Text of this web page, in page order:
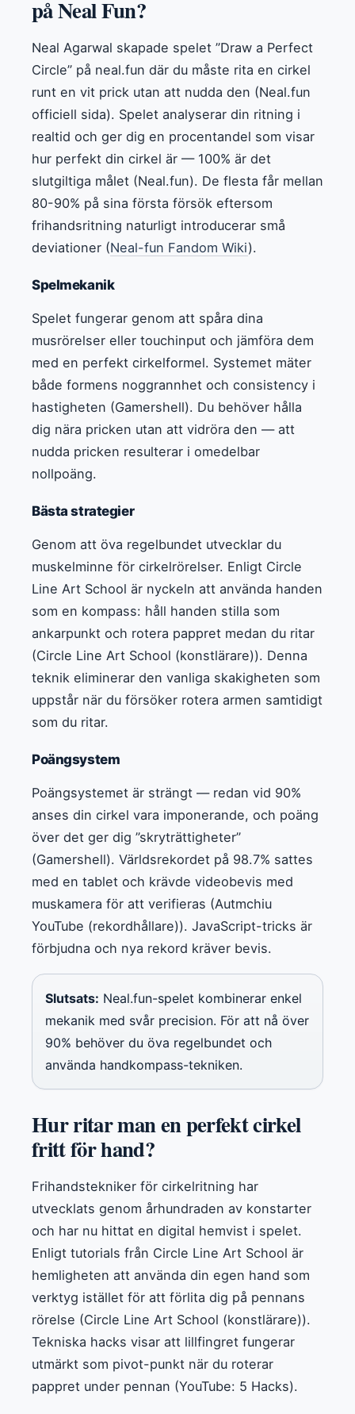
på Neal Fun?
Neal Agarwal skapade spelet ”Draw a Perfect
Circle” på neal.fun där du måste rita en cirkel
runt en vit prick utan att nudda den (Neal.fun
officiell sida). Spelet analyserar din ritning i
realtid och ger dig en procentandel som visar
hur perfekt din cirkel är — 100% är det
slutgiltiga målet (Neal.fun). De flesta får mellan
80-90% på sina första försök eftersom
frihandsritning naturligt introducerar små
deviationer (Neal-fun Fandom Wiki).
Spelmekanik
Spelet fungerar genom att spåra dina
musrörelser eller touchinput och jämföra dem
med en perfekt cirkelformel. Systemet mäter
både formens noggrannhet och consistency i
hastigheten (Gamershell). Du behöver hålla
dig nära pricken utan att vidröra den — att
nudda pricken resulterar i omedelbar
nollpoäng.
Bästa strategier
Genom att öva regelbundet utvecklar du
muskelminne för cirkelrörelser. Enligt Circle
Line Art School är nyckeln att använda handen
som en kompass: håll handen stilla som
ankarpunkt och rotera pappret medan du ritar
(Circle Line Art School (konstlärare)). Denna
teknik eliminerar den vanliga skakigheten som
uppstår när du försöker rotera armen samtidigt
som du ritar.
Poängsystem
Poängsystemet är strängt — redan vid 90%
anses din cirkel vara imponerande, och poäng
över det ger dig ”skryträttigheter”
(Gamershell). Världsrekordet på 98.7% sattes
med en tablet och krävde videobevis med
muskamera för att verifieras (Autmchiu
YouTube (rekordhållare)). JavaScript-tricks är
förbjudna och nya rekord kräver bevis.
Slutsats: Neal.fun-spelet kombinerar enkel
mekanik med svår precision. För att nå över
90% behöver du öva regelbundet och
använda handkompass-tekniken.
Hur ritar man en perfekt cirkel
fritt för hand?
Frihandstekniker för cirkelritning har
utvecklats genom århundraden av konstarter
och har nu hittat en digital hemvist i spelet.
Enligt tutorials från Circle Line Art School är
hemligheten att använda din egen hand som
verktyg istället för att förlita dig på pennans
rörelse (Circle Line Art School (konstlärare)).
Tekniska hacks visar att lillfingret fungerar
utmärkt som pivot-punkt när du roterar
pappret under pennan (YouTube: 5 Hacks).